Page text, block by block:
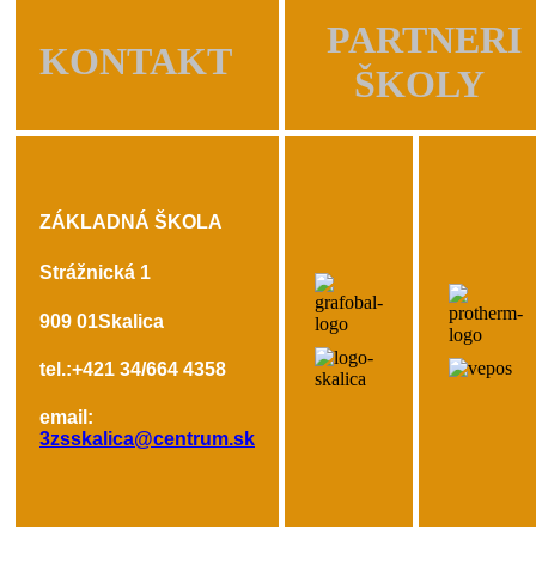
KONTAKT
PARTNERI
ŠKOLY
ZÁKLADNÁ ŠKOLA
Strážnická 1
909 01Skalica
tel.:+421 34/664 4358
email:
3zsskalica@centrum.sk